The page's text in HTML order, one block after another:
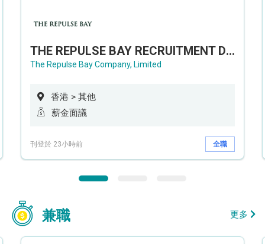
THE REPULSE BAY RECRUITMENT DAY 淺水灣影灣園人才招聘會
The Repulse Bay Company, Limited
香港 > 其他
薪金面議
刊登於 23小時前 全職
兼職 更多